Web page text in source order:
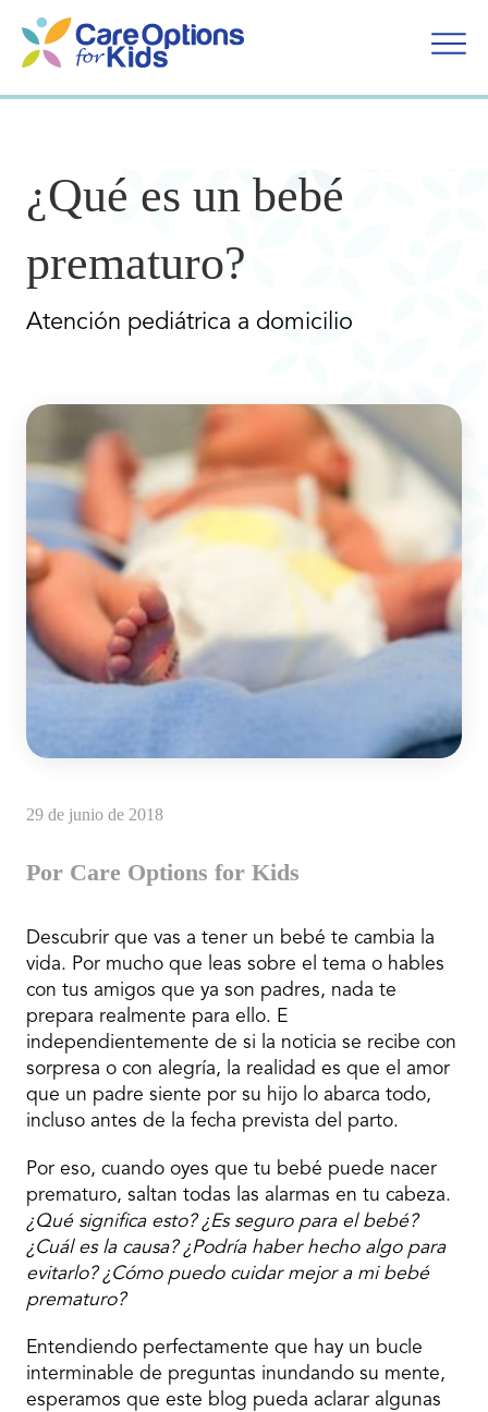
contenido
¿Qué es un bebé
prematuro?
Atención pediátrica a domicilio
29 de junio de 2018
Por Care Options for Kids
Descubrir que vas a tener un bebé te cambia la
vida. Por mucho que leas sobre el tema o hables
con tus amigos que ya son padres, nada te
prepara realmente para ello. E
independientemente de si la noticia se recibe con
sorpresa o con alegría, la realidad es que el amor
que un padre siente por su hijo lo abarca todo,
incluso antes de la fecha prevista del parto.
Por eso, cuando oyes que tu bebé puede nacer
prematuro, saltan todas las alarmas en tu cabeza.
¿Qué significa esto? ¿Es seguro para el bebé?
¿Cuál es la causa? ¿Podría haber hecho algo para
evitarlo? ¿Cómo puedo cuidar mejor a mi bebé
prematuro?
Entendiendo perfectamente que hay un bucle
interminable de preguntas inundando su mente,
esperamos que este blog pueda aclarar algunas